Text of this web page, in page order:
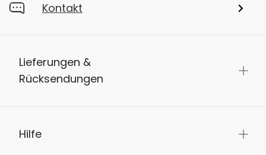
Kontakt
Lieferungen &
Rücksendungen
Hilfe